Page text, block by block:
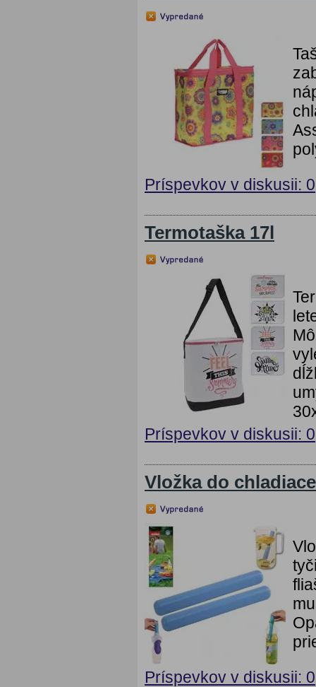
Príspevkov v diskusii: 0
Termotaška 17l
Príspevkov v diskusii: 0
Vložka do
Príspevkov v diskusii: 0